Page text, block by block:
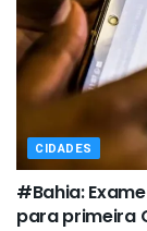
CIDADES
#Bahia:
para primeira